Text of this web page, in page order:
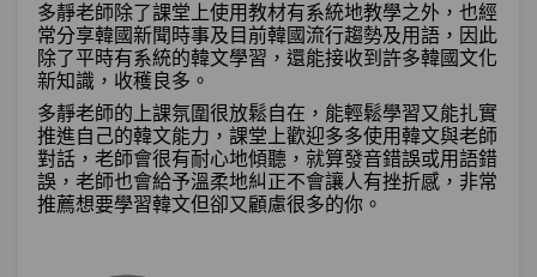
多靜老師除了課堂上使用教材有系統地教學之外，也經
常分享韓國新聞時事及目前韓國流行趨勢及用語，因此
除了平時有系統的韓文學習，還能接收到許多韓國文化
新知識，收穫良多。
多靜老師的上課氛圍很放鬆自在，能輕鬆學習又能扎實
推進自己的韓文能力，課堂上歡迎多多使用韓文與老師
對話，老師會很有耐心地傾聽，就算發音錯誤或用語錯
誤，老師也會給予溫柔地糾正不會讓人有挫折感，非常
推薦想要學習韓文但卻又顧慮很多的你。